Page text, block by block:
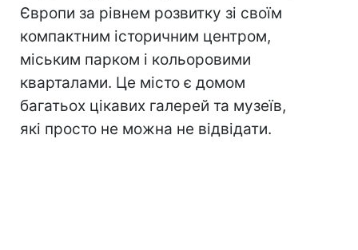
Європи за рівнем розвитку зі своїм
компактним історичним центром,
міським парком і кольоровими
кварталами. Це місто є домом
багатьох цікавих галерей та музеїв,
які просто не можна не відвідати.